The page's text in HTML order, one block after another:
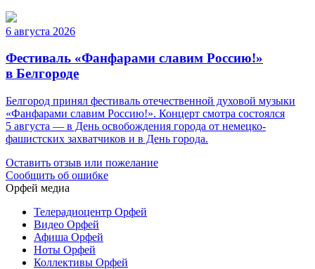
6 августа 2026
Фестиваль «Фанфарами славим Россию!»
в Белгороде
Белгород принял фестиваль отечественной духовой музыки
«Фанфарами славим Россию!». Концерт смотра состоялся
5 августа — в День освобождения города от немецко-
фашистских захватчиков и в День города.
Оставить отзыв или пожелание
Сообщить об ошибке
Орфей медиа
Телерадиоцентр Орфей
Видео Орфей
Афиша Орфей
Ноты Орфей
Коллективы Орфей